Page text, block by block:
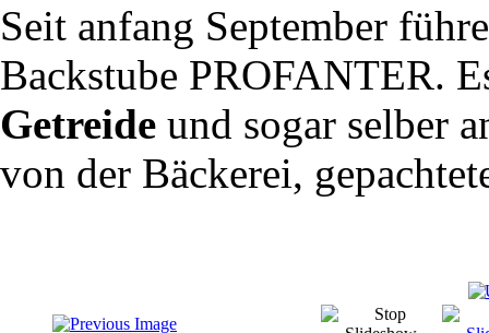
Seit anfang September
Backstube PROFANTER.
Getreide und sogar selber
von der Bäckerei,